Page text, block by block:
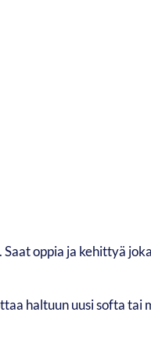
oppia ja kehittyä
haltuun uusi softa tai